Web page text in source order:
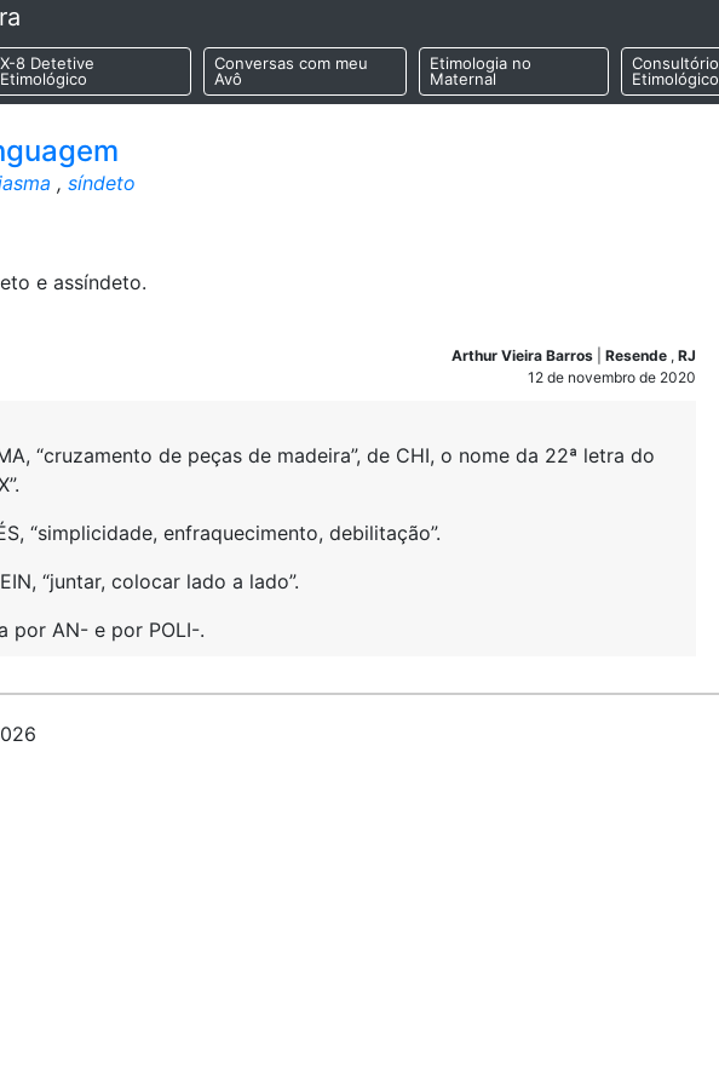
X-8 Detetive
Etimológico
Conversas com meu
Avô
Etimologia no
Maternal
Consultório
Etimológico
, síndeto
e assíndeto.
Arthur Vieira Barros Resende , RJ
12 de novembro de 2020
“cruzamento de peças de madeira”, de CHI, o nome da 22ª letra do
“simplicidade, enfraquecimento, debilitação”.
“juntar, colocar lado a lado”.
por AN- e por POLI-.